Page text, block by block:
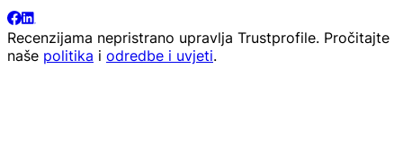
Recenzijama nepristrano upravlja Trustprofile. Pročitajte
naše politika i odredbe i uvjeti.